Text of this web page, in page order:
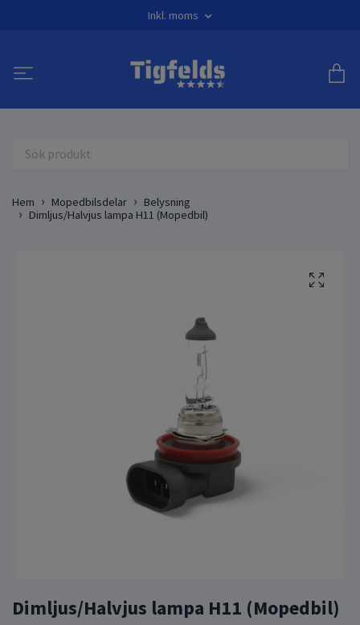
Inkl. moms
Hem Mopedbilsdelar
Belysning
Dimljus/Halvjus lampa H11 (Mopedbil)
Dimljus/Halvjus lampa H11 (Mopedbil)